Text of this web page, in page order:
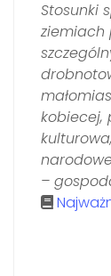
Stosunki
ziemiach
kobiecej,
–